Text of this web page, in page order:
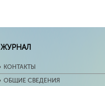
ЖУРНАЛ
КОНТАКТЫ
ОБЩИЕ СВЕДЕНИЯ